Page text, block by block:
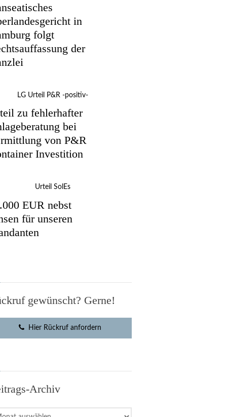
in
folgt
der
zu fehlerhafter
bei
von P&R
Investition
EUR nebst
für unseren
gewünscht? Gerne!
Hier Rückruf anfordern
Archiv